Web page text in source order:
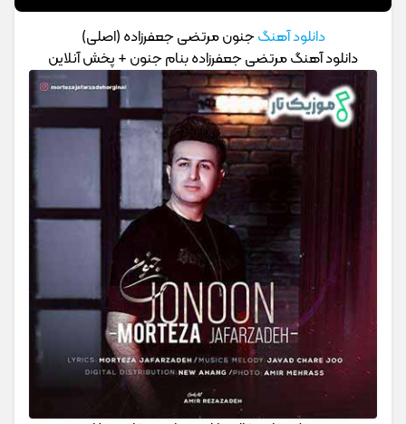
دانلود آهنگجنون مرتضی جعفرزاده (اصلی)
دانلود آهنگ مرتضی جعفرزاده بنام جنون + پخش آنلاین